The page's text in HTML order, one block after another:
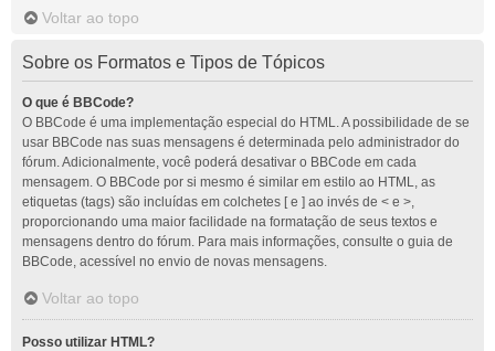
Voltar ao topo
Sobre os Formatos e Tipos de Tópicos
O que é BBCode?
O BBCode é uma implementação especial do HTML. A possibilidade de se
usar BBCode nas suas mensagens é determinada pelo administrador do
fórum. Adicionalmente, você poderá desativar o BBCode em cada
mensagem. O BBCode por si mesmo é similar em estilo ao HTML, as
etiquetas (tags) são incluídas em colchetes [ e ] ao invés de < e >,
proporcionando uma maior facilidade na formatação de seus textos e
mensagens dentro do fórum. Para mais informações, consulte o guia de
BBCode, acessível no envio de novas mensagens.
Voltar ao topo
Posso utilizar HTML?